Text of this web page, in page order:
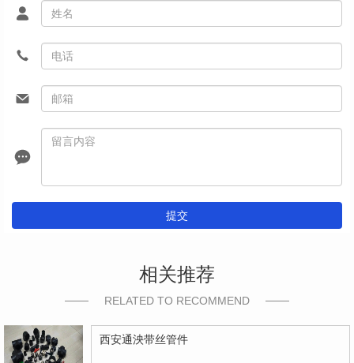
提交
相关推荐
RELATED TO RECOMMEND
西安通泱带丝管件